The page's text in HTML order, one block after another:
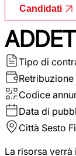
Candidati
Tipo di
Codice
Data di
Città Sesto
La risorsa